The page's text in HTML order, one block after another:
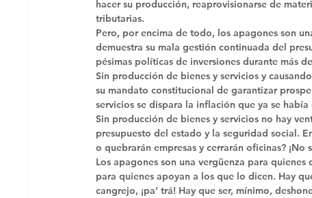
hacer su producción, reaprovisionarse de
tributarias.
Pero, por encima de todo, los apagones son
demuestra su mala gestión continuada del
pésimas políticas de inversiones durante más
Sin producción de bienes y servicios y
su mandato constitucional de garantizar
servicios se dispara la inflación que ya se
Sin producción de bienes y servicios no hay
presupuesto del estado y la seguridad social.
o quebrarán empresas y cerrarán oficinas? ¡No
Los apagones son una vergüenza para
para quienes apoyan a los que lo dicen. Hay
cangrejo, ¡pa’ trá! Hay que ser, mínimo,